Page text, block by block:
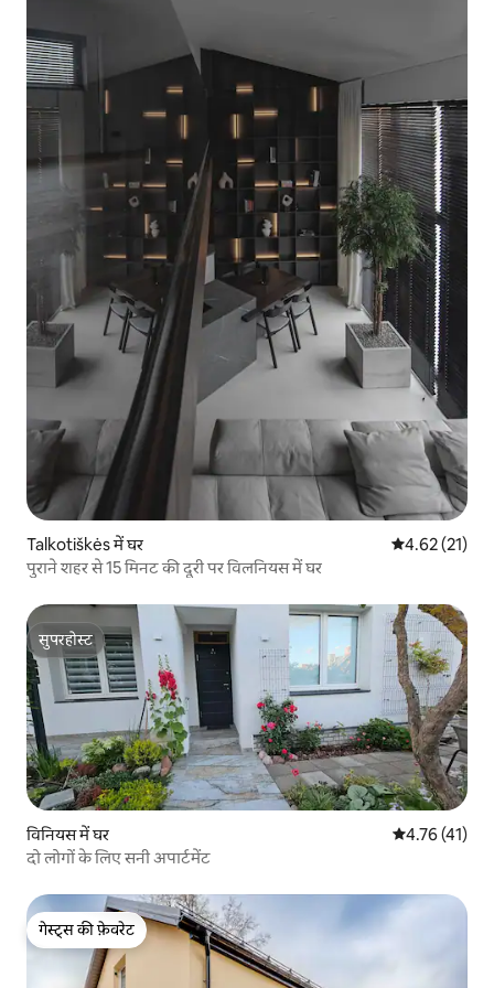
Talkotiškės में घर औसत रेटिंग 5 में
4.62 (21)
पुराने शहर से 15 मिनट की दूरी पर विलनियस में घर
सुपरहोस्ट
सुपरहोस्ट
विनियस में घर औसत रेटिंग 5 में
4.76 (41)
दो लोगों के लिए सनी अपार्टमेंट
गेस्ट्स की फ़ेवरेट
गेस्ट्स की फ़ेवरेट